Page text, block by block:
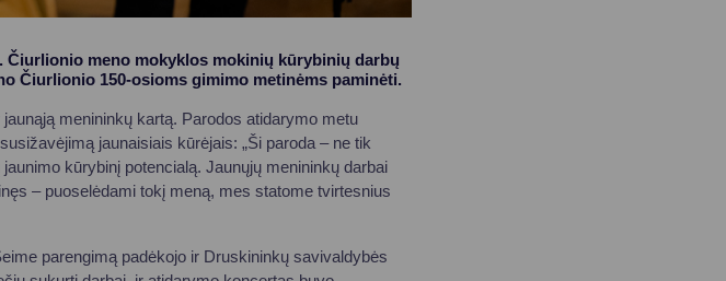
Čiurlionio meno mokyklos mokinių kūrybinių darbų
Čiurlionio 150-osioms gimimo metinėms paminėti.
menininkų kartą. Parodos atidarymo metu
jaunaisiais kūrėjais: „Ši paroda – ne tik
kūrybinį potencialą. Jaunųjų menininkų darbai
– puoselėdami tokį meną, mes statome tvirtesnius
parengimą padėkojo ir Druskininkų savivaldybės